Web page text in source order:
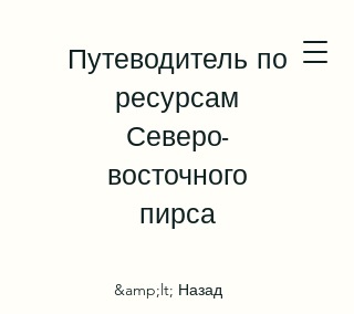
Путеводитель по
ресурсам
Северо-
восточного
пирса
&amp;lt; Назад